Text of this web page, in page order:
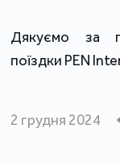
Дякуємо за
поїздки PEN
2 грудня 2024